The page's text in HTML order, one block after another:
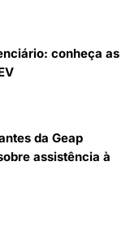
conheça as
da Geap
assistência à